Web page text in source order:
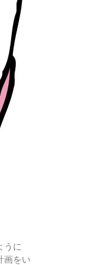
うに
画をい